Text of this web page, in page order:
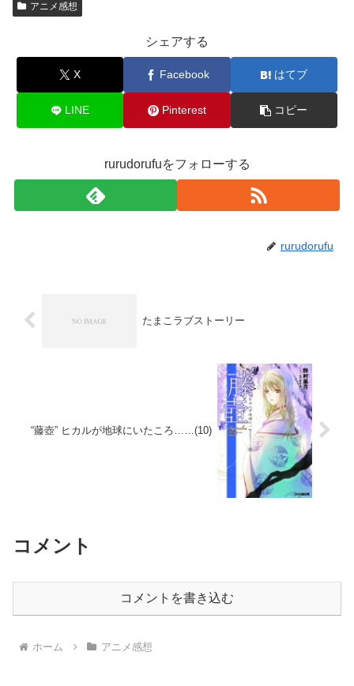
アニメ感想
シェアする
X Facebook はてブ
LINE Pinterest コピー
rurudorufuをフォローする
rurudorufu
たまこラブストーリー
“藤壺” ヒカルが地球にいたころ……(10)
コメント
コメントを書き込む
ホーム アニメ感想